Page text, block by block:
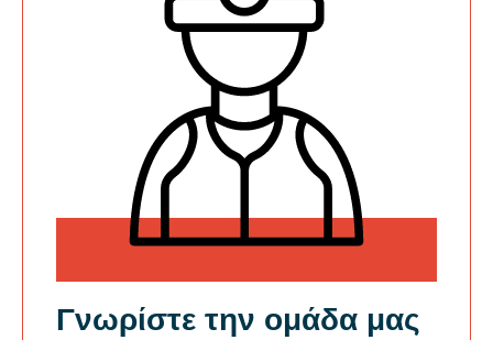
Γνωρίστε την ομάδα μας